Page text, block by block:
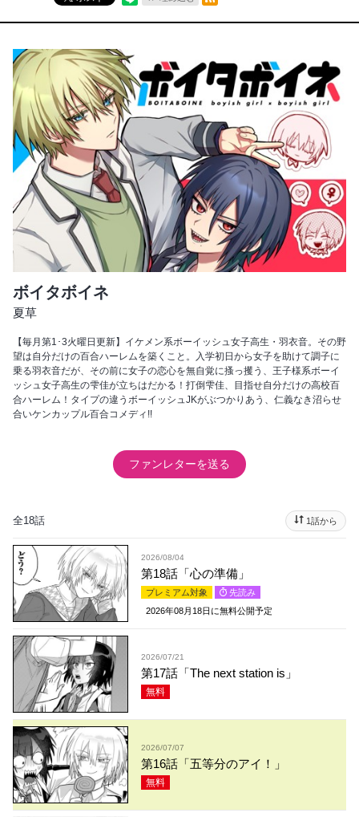
ボイタボイネ
夏草
【毎月第1･3火曜日更新】イケメン系ボーイッシュ女子高生・羽衣音。その野
望は自分だけの百合ハーレムを築くこと。入学初日から女子を助けて調子に
乗る羽衣音だが、その前に女子の恋心を無自覚に搔っ攫う、王子様系ボーイ
ッシュ女子高生の雫佳が立ちはだかる！打倒雫佳、目指せ自分だけの高校百
合ハーレム！タイプの違うボーイッシュJKがぶつかりあう、仁義なき沼らせ
合いケンカップル百合コメディ!!
ファンレターを送る
全18話 1話から
2026/08/04
第18話「心の準備」
プレミアム対象
先読み
2026年08月18日 に無料公開予定
2026/07/21
第17話「The next station is」
無料
2026/07/07
第16話「五等分のアイ！」
無料